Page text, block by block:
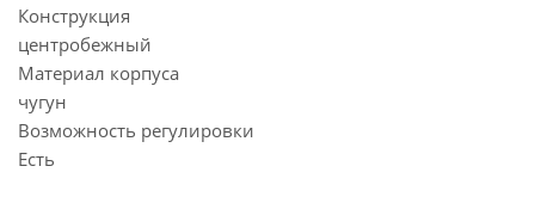
Конструкция
центробежный
Материал корпуса
чугун
Возможность регулировки
Есть